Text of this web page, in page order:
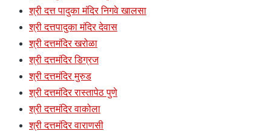
श्री दत्त पादुका मंदिर निगवे खालसा
श्री दत्तपादुका मंदिर देवास
श्री दत्तमंदिर खरोळा
श्री दत्तमंदिर डिग्रज
श्री दत्तमंदिर मुरुड
श्री दत्तमंदिर रास्तापेठ पुणे
श्री दत्तमंदिर वाकोला
श्री दत्तमंदिर वाराणसी